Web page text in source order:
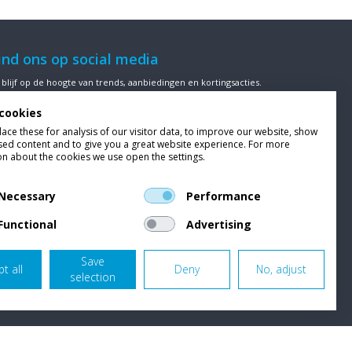
ons op social media
blijf op de hoogte van trends, aanbiedingen en kortingsacties.
klanten beoordelenVan Bellen Wind & Snowgemiddeld met
9,4 op basis van455beoordelingen.
these for analysis of our visitor data, to improve our website, show
content and to give you a great website experience. For more
about the cookies we use open the settings.
Performance
Advertising
all
Save
selection
Deny No, adjust